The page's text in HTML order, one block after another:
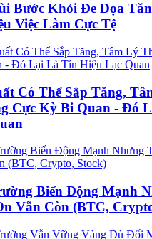
Bước Khỏi Đe Dọa
Việc Làm Cực Tệ
Có Thể Sắp Tăng,
Cực Kỳ Bi Quan - Đó
Biến Động Mạnh
Vẫn Còn (BTC,